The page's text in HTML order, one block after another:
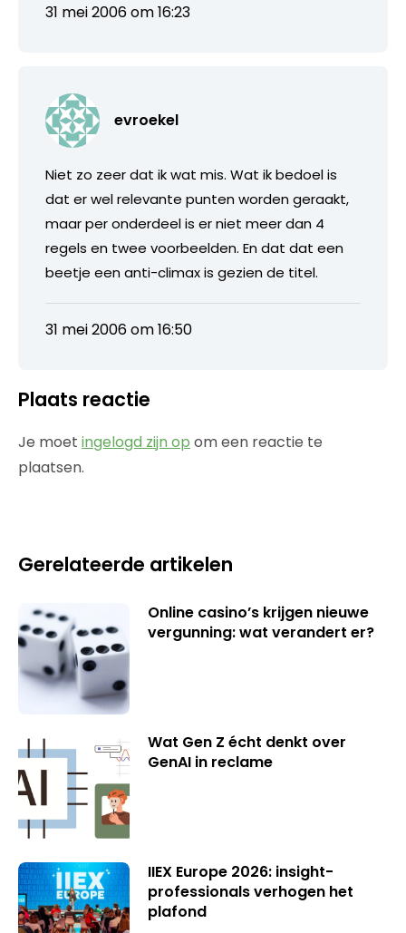
31 mei 2006 om 16:23
evroekel
Niet zo zeer dat ik wat mis. Wat ik bedoel is
dat er wel relevante punten worden geraakt,
maar per onderdeel is er niet meer dan 4
regels en twee voorbeelden. En dat dat een
beetje een anti-climax is gezien de titel.
31 mei 2006 om 16:50
Plaats reactie
Je moet ingelogd zijn op om een reactie te
plaatsen.
Gerelateerde artikelen
Online casino’s krijgen nieuwe
vergunning: wat verandert er?
Wat Gen Z écht denkt over
GenAI in reclame
IIEX Europe 2026: insight-
professionals verhogen het
plafond